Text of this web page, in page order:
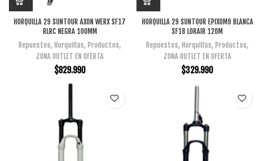
HORQUILLA 29 SUNTOUR AXON WERX SF17
RLRC NEGRA 100MM
Repuestos, Horquillas, Productos,
ZONA OUTLET EN OFERTA
$829.990
HORQUILLA 29 SUNTOUR EPIXOM9 BLANCA
SF18 LORAIR 120M
Repuestos, Horquillas, Productos,
ZONA OUTLET EN OFERTA
$329.990